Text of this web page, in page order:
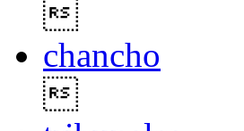
chancho